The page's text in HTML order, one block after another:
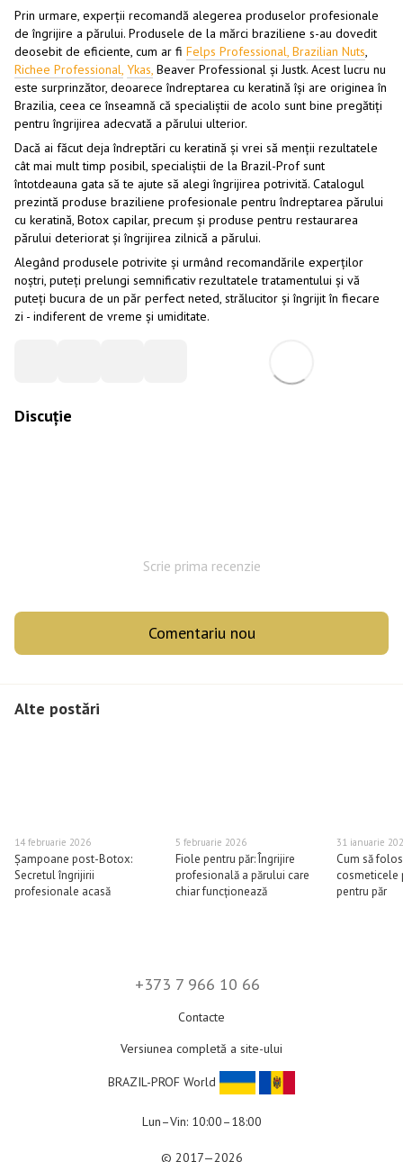
Prin urmare, experții recomandă alegerea produselor profesionale
de îngrijire a părului. Produsele de la mărci braziliene s-au dovedit
deosebit de eficiente, cum ar fi Felps Professional, Brazilian Nuts,
Richee Professional, Ykas, Beaver Professional și Justk. Acest lucru nu
este surprinzător, deoarece îndreptarea cu keratină își are originea în
Brazilia, ceea ce înseamnă că specialiștii de acolo sunt bine pregătiți
pentru îngrijirea adecvată a părului ulterior.
Dacă ai făcut deja îndreptări cu keratină și vrei să menții rezultatele
cât mai mult timp posibil, specialiștii de la Brazil-Prof sunt
întotdeauna gata să te ajute să alegi îngrijirea potrivită. Catalogul
prezintă produse braziliene profesionale pentru îndreptarea părului
cu keratină, Botox capilar, precum și produse pentru restaurarea
părului deteriorat și îngrijirea zilnică a părului.
Alegând produsele potrivite și urmând recomandările experților
noștri, puteți prelungi semnificativ rezultatele tratamentului și vă
puteți bucura de un păr perfect neted, strălucitor și îngrijit în fiecare
zi - indiferent de vreme și umiditate.
Discuție
Scrie prima recenzie
Comentariu nou
Alte postări
14 februarie 2026
Șampoane post-Botox:
Secretul îngrijirii
profesionale acasă
5 februarie 2026
Fiole pentru păr: Îngrijire
profesională a părului care
chiar funcționează
31 ianuarie
Cum să
cosmeticele
pentru păr
+373 7 966 10 66
Contacte
Versiunea completă a site-ului
BRAZIL-PROF World
Lun–Vin: 10:00–18:00
© 2017—2026